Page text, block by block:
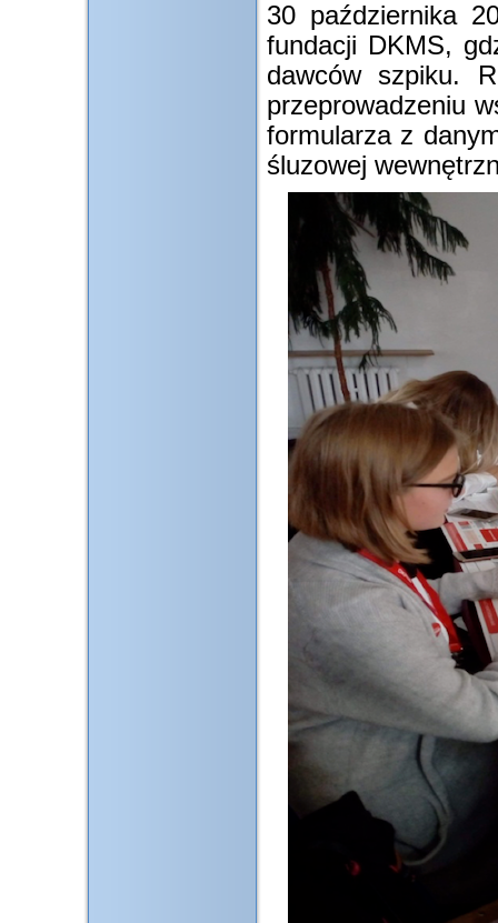
30 października
fundacji DKMS,
dawców szpiku.
przeprowadzeniu
formularza z
śluzowej